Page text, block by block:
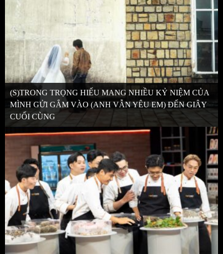
(S)TRONG TRỌNG HIẾU MANG NHIỀU KỶ NIỆM CỦA
MÌNH GỬI GẮM VÀO (ANH VẪN YÊU EM) ĐẾN GIÂY
CUỐI CÙNG